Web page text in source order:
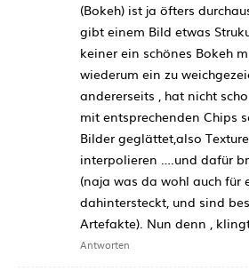
(Bokeh) ist ja öfters
gibt einem Bild etwas
keiner ein schönes Bokeh
wiederum ein zu
andererseits , hat nicht
mit entsprechenden Chips
Bilder geglättet,also
interpolieren ….und dafür
(naja was da wohl auch für
dahintersteckt, und sind
Artefakte). Nun denn ,
Antworten